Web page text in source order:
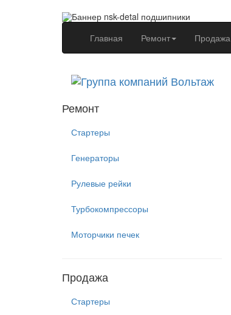
Главная (current)Ремонт Продажа
Ремонт
Стартеры
Генераторы
Рулевые рейки
Турбокомпрессоры
Моторчики печек
Продажа
Стартеры